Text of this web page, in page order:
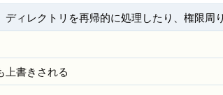
ィレクトリを再帰的に処理したり、権限周
上書きされる